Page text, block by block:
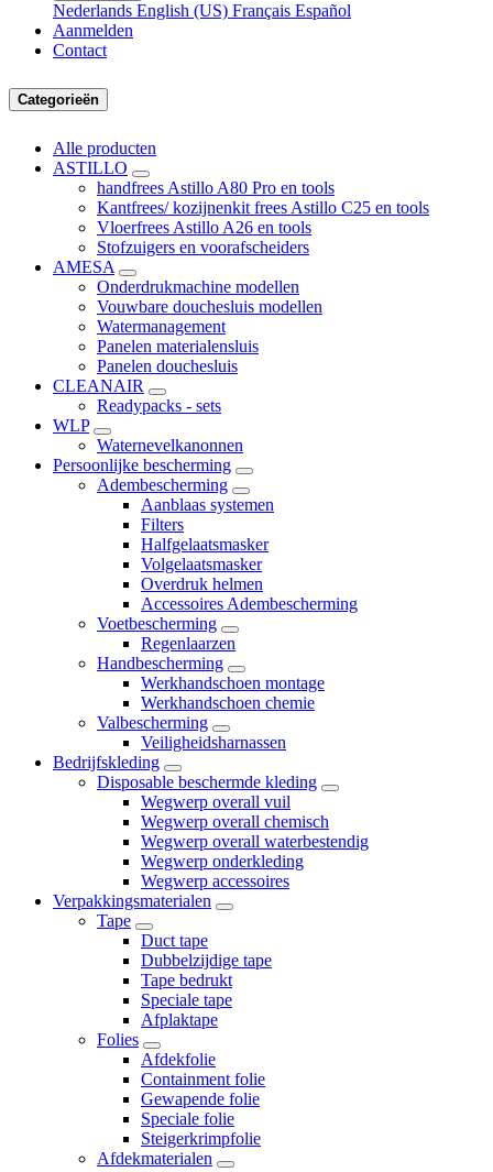
Nederlands English (US) Français Español
Aanmelden
Contact
Categorieën
Alle producten
ASTILLO
handfrees Astillo A80 Pro en tools
Kantfrees/ kozijnenkit frees Astillo C25 en tools
Vloerfrees Astillo A26 en tools
Stofzuigers en voorafscheiders
AMESA
Onderdrukmachine modellen
Vouwbare douchesluis modellen
Watermanagement
Panelen materialensluis
Panelen douchesluis
CLEANAIR
Readypacks - sets
WLP
Waternevelkanonnen
Persoonlijke bescherming
Adembescherming
Aanblaas systemen
Filters
Halfgelaatsmasker
Volgelaatsmasker
Overdruk helmen
Accessoires Adembescherming
Voetbescherming
Regenlaarzen
Handbescherming
Werkhandschoen montage
Werkhandschoen chemie
Valbescherming
Veiligheidsharnassen
Bedrijfskleding
Disposable beschermde kleding
Wegwerp overall vuil
Wegwerp overall chemisch
Wegwerp overall waterbestendig
Wegwerp onderkleding
Wegwerp accessoires
Verpakkingsmaterialen
Tape
Duct tape
Dubbelzijdige tape
Tape bedrukt
Speciale tape
Afplaktape
Folies
Afdekfolie
Containment folie
Gewapende folie
Speciale folie
Steigerkrimpfolie
Afdekmaterialen